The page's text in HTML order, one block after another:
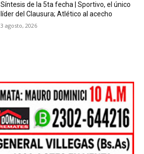
Síntesis de la 5ta fecha | Sportivo, el único
líder del Clausura; Atlético al acecho
3 agosto, 2026